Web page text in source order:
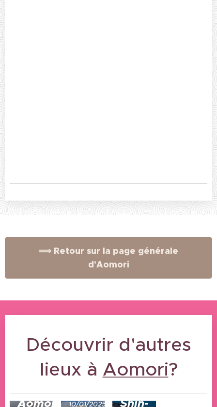
⟹ Retour sur la page générale
d'Aomori
Découvrir d'autres
lieux à Aomori?
Aomori
10/01/2025
Aomori
Shin-